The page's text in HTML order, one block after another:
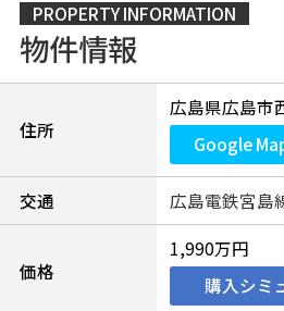
PROPERTY INFORMATION
物件情報
住所
広島県広島市
Google
交通 広島電鉄宮島
価格
1,990万円
購入シミ